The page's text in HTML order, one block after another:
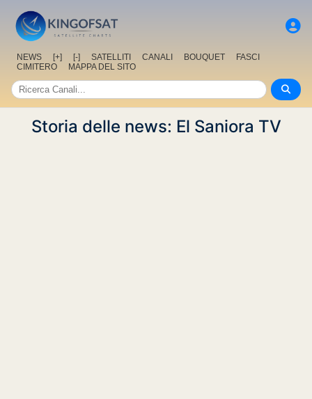
NEWS [+] [-] SATELLITI CANALI BOUQUET
FASCI
CIMITERO
MAPPA DEL SITO
Storia delle news: El Saniora TV